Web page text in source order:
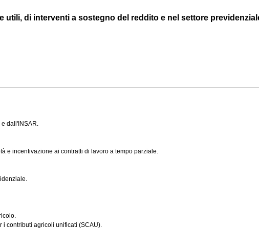
utili, di interventi a sostegno del reddito e nel settore
dall'INSAR.
e incentivazione ai contratti di lavoro a tempo parziale.
i contributi agricoli unificati (SCAU).